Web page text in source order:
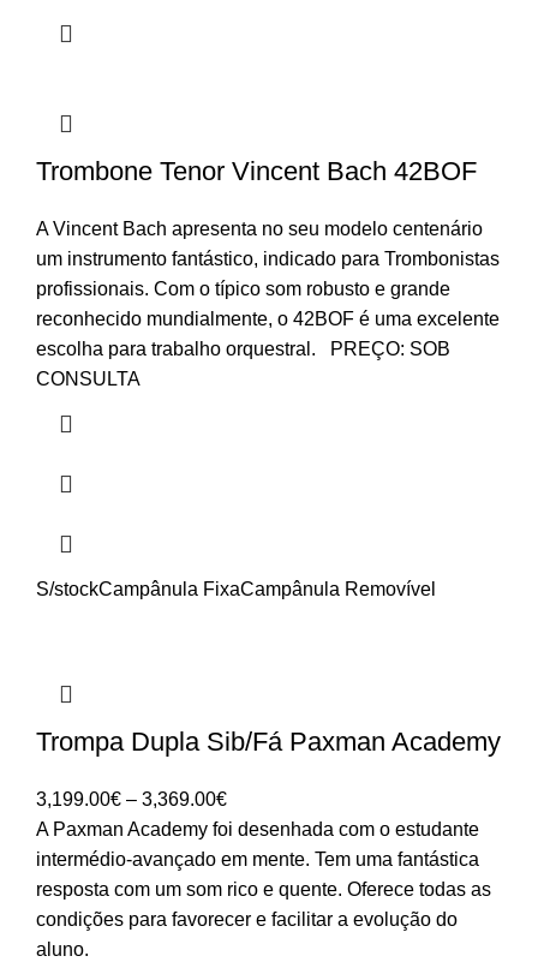
Trombone Tenor Vincent Bach 42BOF
A Vincent Bach apresenta no seu modelo centenário
um instrumento fantástico, indicado para Trombonistas
profissionais. Com o típico som robusto e grande
reconhecido mundialmente, o 42BOF é uma excelente
escolha para trabalho orquestral. PREÇO: SOB
CONSULTA
S/stockCampânula FixaCampânula Removível
Trompa Dupla Sib/Fá Paxman Academy
3,199.00€ – 3,369.00€Price
range:
3,199.00€
through
3,369.00€
A Paxman Academy foi desenhada com o estudante
intermédio-avançado em mente. Tem uma fantástica
resposta com um som rico e quente. Oferece todas as
condições para favorecer e facilitar a evolução do
aluno.